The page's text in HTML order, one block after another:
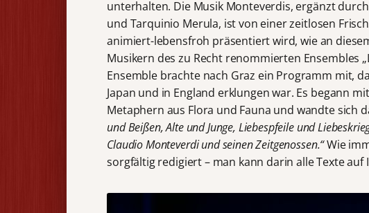
unterhalten. Die Musik Monteverdis, ergänzt
und Tarquinio Merula, ist von einer zeitlosen
animiert-lebensfroh präsentiert wird, wie an
Musikern des zu Recht renommierten Ensembles
Ensemble brachte nach Graz ein Programm mit,
Japan und in England erklungen war. Es begann
Metaphern aus Flora und Fauna und wandte sich
und Beißen, Alte und Junge, Liebespfeile und
Claudio Monteverdi und seinen Zeitgenossen.“Wie
sorgfältig redigiert – man kann darin alle Texte